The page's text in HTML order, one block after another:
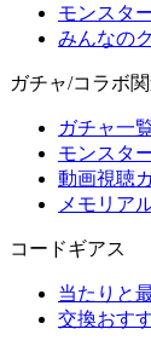
モンスタ
みんなの
ガチャ/コラボ
ガチャ一
モンスタ
動画視聴
メモリア
コードギアス
当たりと
交換おす